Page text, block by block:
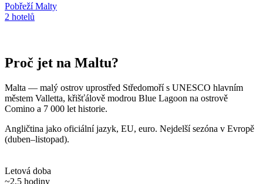
Pobřeží Malty
2 hotelů
Proč jet na Maltu?
Malta — malý ostrov uprostřed Středomoří s UNESCO hlavním
městem Valletta, křišťálově modrou Blue Lagoon na ostrově
Comino a 7 000 let historie.
Angličtina jako oficiální jazyk, EU, euro. Nejdelší sezóna v Evropě
(duben–listopad).
Letová doba
~2,5 hodiny